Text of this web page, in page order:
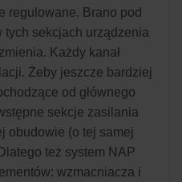
regulowane. Brano pod
tych sekcjach urządzenia
Każdy kanał
Żeby jeszcze bardziej
od głównego
sekcje zasilania
obudowie (o tej samej
też system NAP
wzmacniacza i